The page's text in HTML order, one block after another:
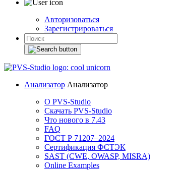
Авторизоваться
Зарегистрироваться
Анализатор Анализатор
О PVS-Studio
Скачать PVS-Studio
Что нового в 7.43
FAQ
ГОСТ Р 71207–2024
Сертификация ФСТЭК
SAST (CWE, OWASP, MISRA)
Online Examples